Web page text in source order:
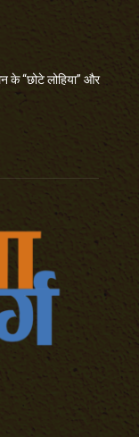
के “छोटे लोहिया” और